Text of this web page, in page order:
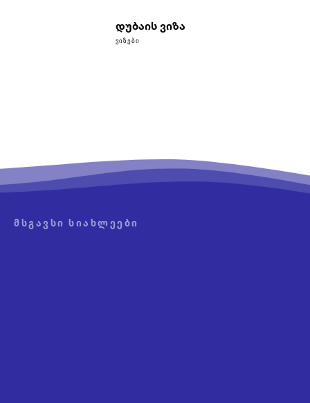
დუბაის ვიზა
ᲕᲘᲖᲔᲑᲘ
ᲛᲡᲒᲐᲕᲡᲘ ᲡᲘᲐᲮᲚᲔᲔᲑᲘ